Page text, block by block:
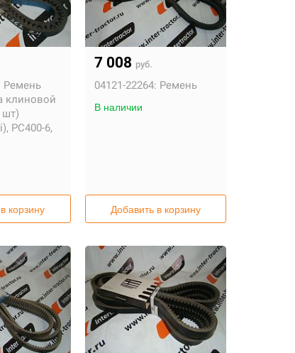
Ремень
клиновой
шт)
PC400-6,
корзину
7 008 руб.
04121-22264: Ремень
В наличии
Добавить в корзину